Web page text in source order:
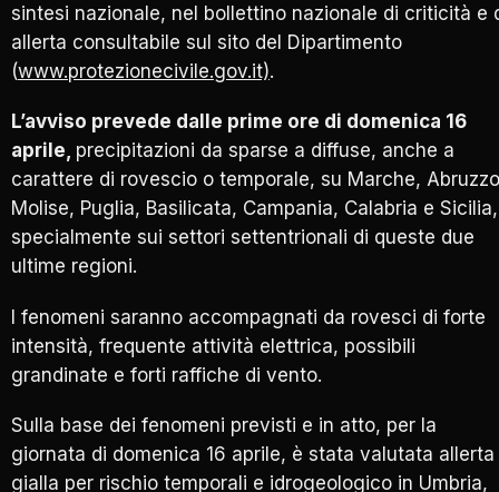
sintesi nazionale, nel bollettino nazionale di criticità e
allerta consultabile sul sito del Dipartimento
(www.protezionecivile.gov.it).
L’avviso prevede dalle prime ore di domenica 16
aprile, precipitazioni da sparse a diffuse, anche a
carattere di rovescio o temporale, su Marche,
Molise, Puglia, Basilicata, Campania, Calabria e Sicilia,
specialmente sui settori settentrionali di queste due
ultime regioni.
I fenomeni saranno accompagnati da rovesci di forte
intensità, frequente attività elettrica, possibili
grandinate e forti raffiche di vento.
Sulla base dei fenomeni previsti e in atto, per la
giornata di domenica 16 aprile, è stata valutata allerta
gialla per rischio temporali e idrogeologico in Umbria,